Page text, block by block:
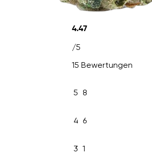
4.47
/5
15 Bewertungen
5 8
4 6
3 1